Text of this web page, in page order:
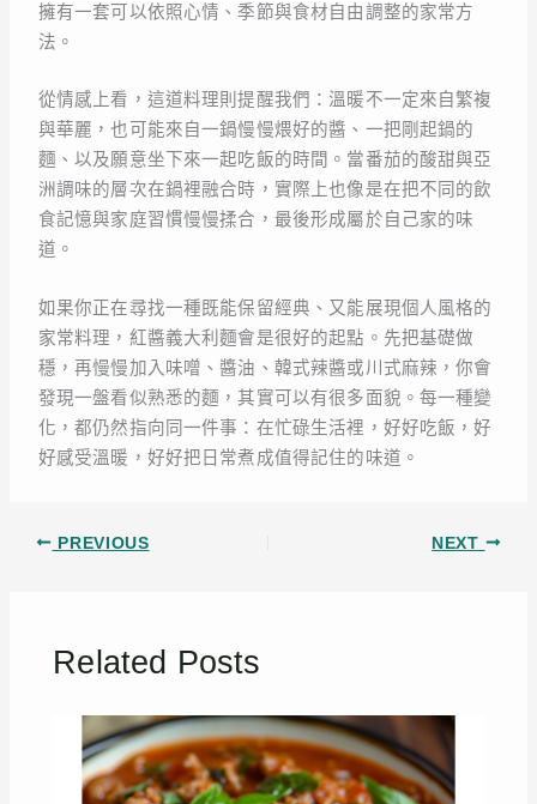
擁有一套可以依照心情、季節與食材自由調整的家常方
法。
從情感上看，這道料理則提醒我們：溫暖不一定來自繁複
與華麗，也可能來自一鍋慢慢煨好的醬、一把剛起鍋的
麵、以及願意坐下來一起吃飯的時間。當番茄的酸甜與亞
洲調味的層次在鍋裡融合時，實際上也像是在把不同的飲
食記憶與家庭習慣慢慢揉合，最後形成屬於自己家的味
道。
如果你正在尋找一種既能保留經典、又能展現個人風格的
家常料理，紅醬義大利麵會是很好的起點。先把基礎做
穩，再慢慢加入味噌、醬油、韓式辣醬或川式麻辣，你會
發現一盤看似熟悉的麵，其實可以有很多面貌。每一種變
化，都仍然指向同一件事：在忙碌生活裡，好好吃飯，好
好感受溫暖，好好把日常煮成值得記住的味道。
PREVIOUS NEXT
Related Posts